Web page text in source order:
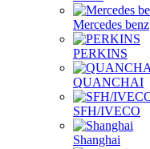
Mercedes benz
PERKINS
QUANCHAI
SFH/IVECO
Shanghai